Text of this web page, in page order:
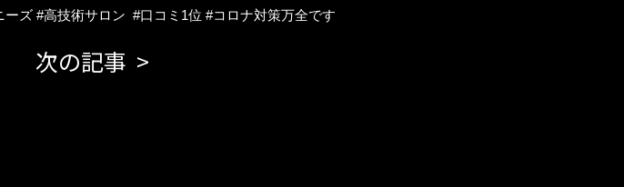
ズ #高技術サロン #口コミ1位 #コロナ対策万全です
次の記事